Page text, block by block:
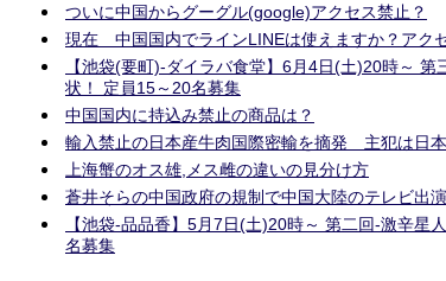
ついに中国からグーグル(google)アクセス禁止？
現在 中国国内でラインLINEは使えますか？アク
【池袋(要町)‐ダイラバ食堂】6月4日(土)20時～
状！ 定員15～20名募集
中国国内に持込み禁止の商品は？
輸入禁止の日本産牛肉国際密輸を摘発 主犯は日
上海蟹のオス雄,メス雌の違いの見分け方
蒼井そらの中国政府の規制で中国大陸のテレビ出
【池袋‐品品香】5月7日(土)20時～ 第二回-激辛
名募集